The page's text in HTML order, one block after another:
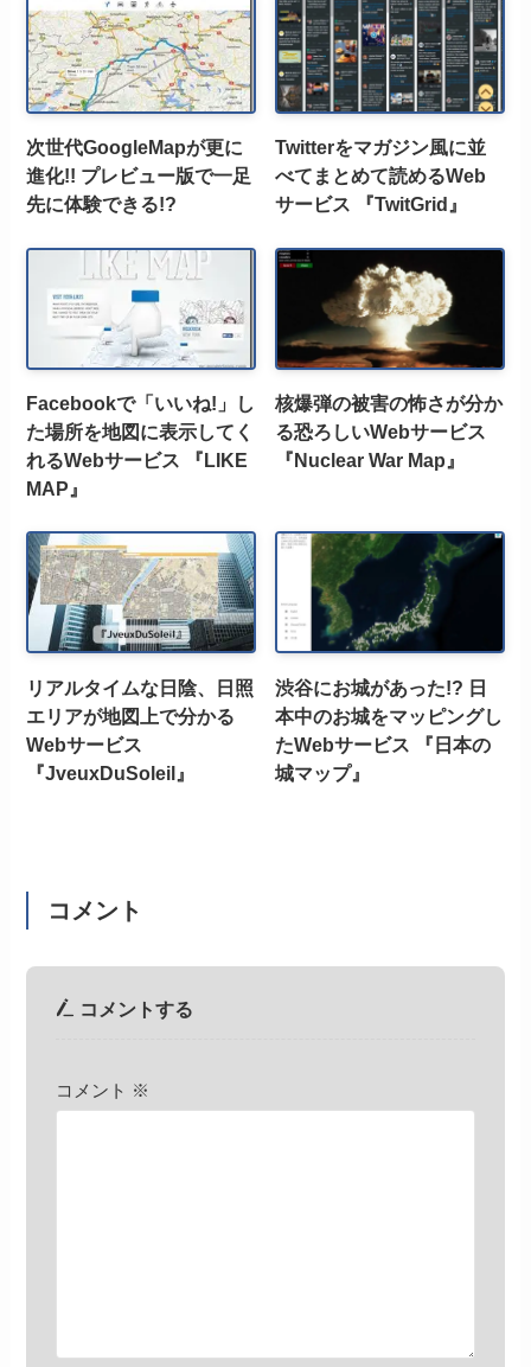
次世代GoogleMapが更に
進化!! プレビュー版で一足
先に体験できる!?
Twitterをマガジン風に並
べてまとめて読めるWeb
サービス 『TwitGrid』
Facebookで「いいね!」し
た場所を地図に表示してく
れるWebサービス 『LIKE
MAP』
核爆弾の被害の怖さが分か
る恐ろしいWebサービス
『Nuclear War Map』
リアルタイムな日陰、日照
エリアが地図上で分かる
Webサービス
『JveuxDuSoleil』
渋谷にお城があった!? 日
本中のお城をマッピングし
たWebサービス 『日本の
城マップ』
コメント
コメントする
コメント ※